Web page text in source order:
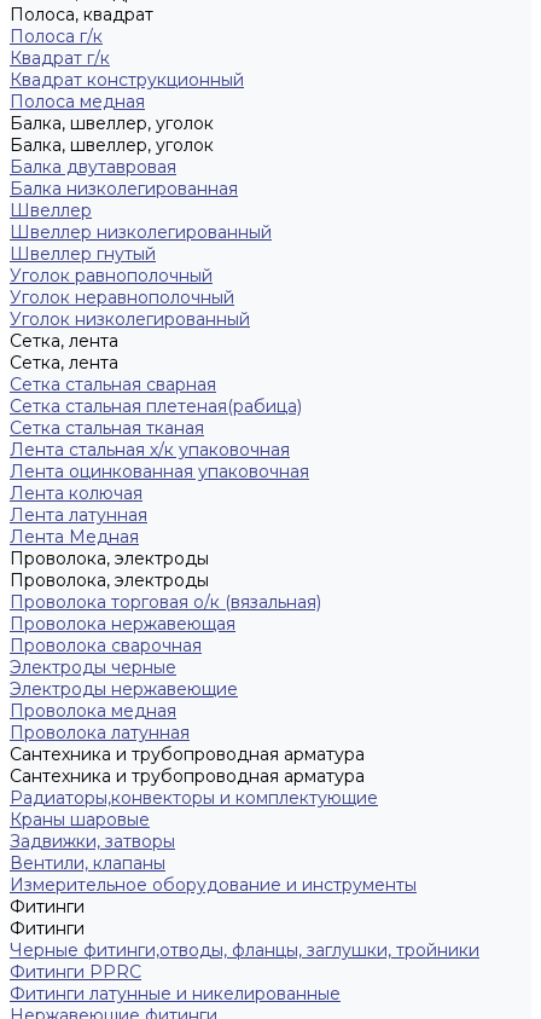
Полоса, квадрат
Полоса г/к
Квадрат г/к
Квадрат конструкционный
Полоса медная
Балка, швеллер, уголок
Балка, швеллер, уголок
Балка двутавровая
Балка низколегированная
Швеллер
Швеллер низколегированный
Швеллер гнутый
Уголок равнополочный
Уголок неравнополочный
Уголок низколегированный
Сетка, лента
Сетка, лента
Сетка стальная сварная
Сетка стальная плетеная(рабица)
Сетка стальная тканая
Лента стальная х/к упаковочная
Лента оцинкованная упаковочная
Лента колючая
Лента латунная
Лента Медная
Проволока, электроды
Проволока, электроды
Проволока торговая о/к (вязальная)
Проволока нержавеющая
Проволока сварочная
Электроды черные
Электроды нержавеющие
Проволока медная
Проволока латунная
Сантехника и трубопроводная арматура
Сантехника и трубопроводная арматура
Радиаторы,конвекторы и комплектующие
Краны шаровые
Задвижки, затворы
Вентили, клапаны
Измерительное оборудование и инструменты
Фитинги
Фитинги
Черные фитинги,отводы, фланцы, заглушки, тройники
Фитинги PPRC
Фитинги латунные и никелированные